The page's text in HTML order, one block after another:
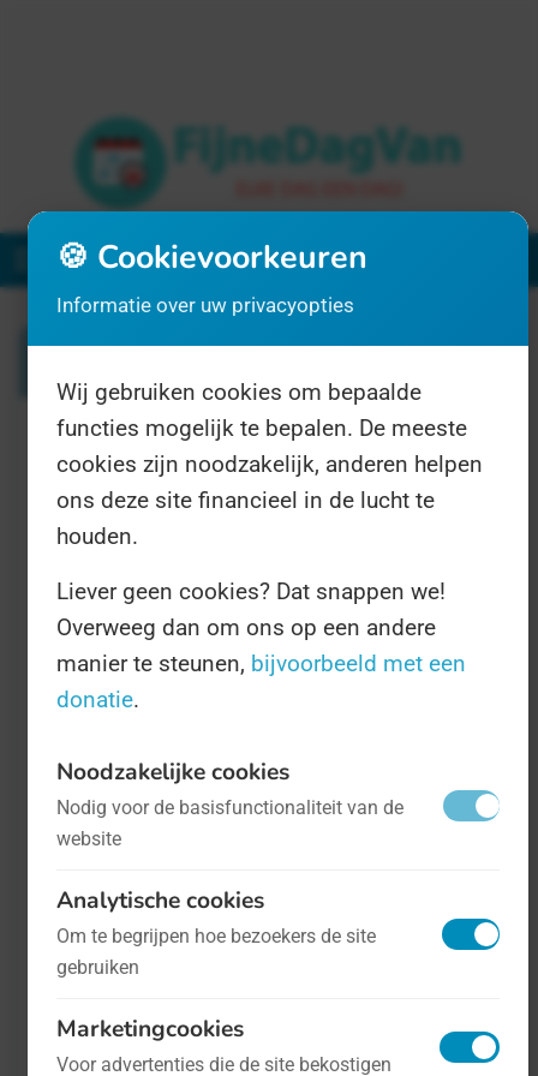
Menu
Nationale Geluidshinderdag- op 26
maart
De leden van de NSG, Nederlandse
Stichting Geluidshinder, wonen
spoorlijn, want als zij ergens een hekel
🍪 Cookievoorkeuren
Informatie over uw privacyopties
Wij gebruiken cookies om bepaalde
functies mogelijk te bepalen. De meeste
cookies zijn noodzakelijk, anderen helpen
ons deze site financieel in de lucht te
houden.
Liever geen cookies? Dat snappen we!
Overweeg dan om ons op een andere
manier te steunen, bijvoorbeeld met een
donatie.
Noodzakelijke cookies
Nodig voor de basisfunctionaliteit van de
website
Analytische cookies
Om te begrijpen hoe bezoekers de site
gebruiken
Marketingcookies
Voor advertenties die de site bekostigen